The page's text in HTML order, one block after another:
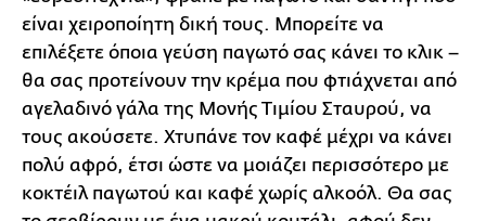
είναι χειροποίητη δική τους. Μπορείτε να
επιλέξετε όποια γεύση παγωτό σας κάνει το κλικ –
θα σας προτείνουν την κρέμα που φτιάχνεται από
αγελαδινό γάλα της Μονής Τιμίου Σταυρού, να
τους ακούσετε. Χτυπάνε τον καφέ μέχρι να κάνει
πολύ αφρό, έτσι ώστε να μοιάζει περισσότερο με
κοκτέιλ παγωτού και καφέ χωρίς αλκοόλ. Θα σας